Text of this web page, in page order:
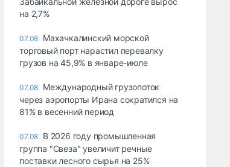
на 2,7%
07.08 Махачкалинский морской
торговый порт нарастил перевалку
грузов на 45,9% в январе-июле
07.08 Международный грузопоток
через аэропорты Ирана сократился на
81% в весенний период
07.08 В 2026 году промышленная
группа "Свеза" увеличит речные
поставки лесного сырья на 25%